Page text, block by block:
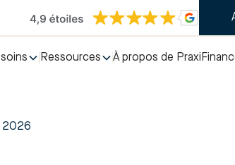
Ressources À propos de
2026